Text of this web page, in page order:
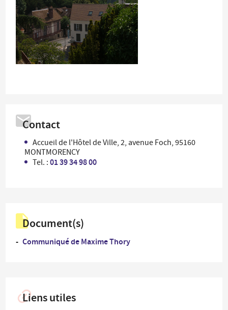
Contact
Accueil de l'Hôtel de Ville, 2, avenue Foch, 95160
MONTMORENCY
Tel. :01 39 34 98 00
Document(s)
Communiqué de Maxime Thory
Liens utiles